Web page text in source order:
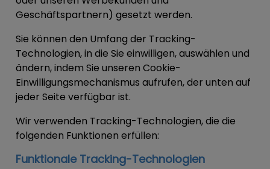
Geschäftspartnern) gesetzt werden.
Sie können den Umfang der Tracking-
Technologien, in die Sie einwilligen, auswählen und
ändern, indem Sie unseren Cookie-
Einwilligungsmechanismus aufrufen, der unten auf
jeder Seite verfügbar ist.
Wir verwenden Tracking-Technologien, die die
folgenden Funktionen erfüllen:
Funktionale Tracking-Technologien